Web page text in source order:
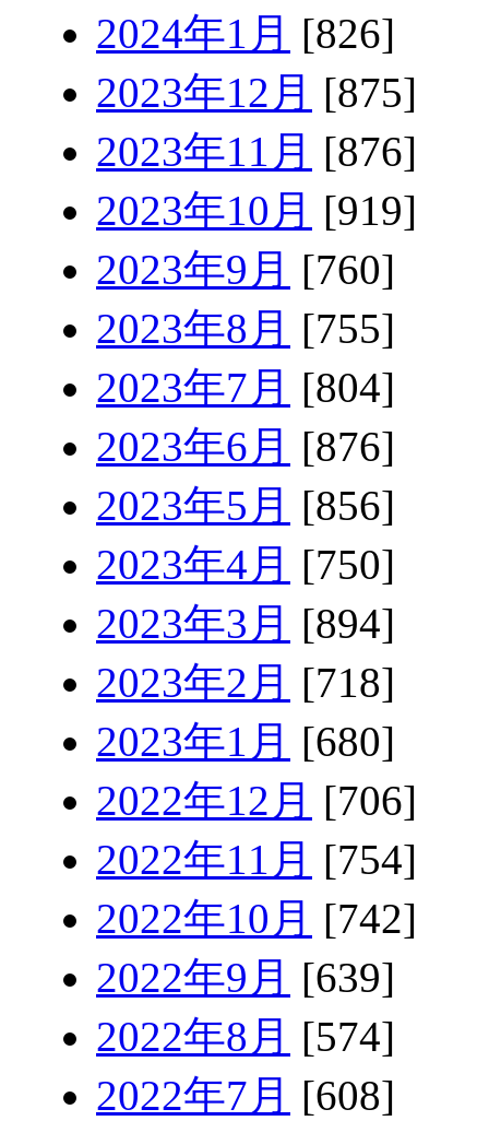
2024年1月 [826]
2023年12月 [875]
2023年11月 [876]
2023年10月 [919]
2023年9月 [760]
2023年8月 [755]
2023年7月 [804]
2023年6月 [876]
2023年5月 [856]
2023年4月 [750]
2023年3月 [894]
2023年2月 [718]
2023年1月 [680]
2022年12月 [706]
2022年11月 [754]
2022年10月 [742]
2022年9月 [639]
2022年8月 [574]
2022年7月 [608]